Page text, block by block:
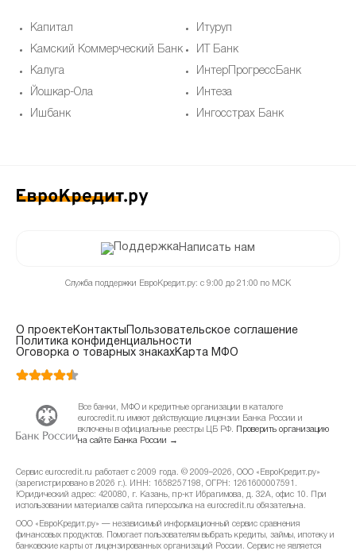
Капитал
Камский Коммерческий Банк
Калуга
Йошкар-Ола
Ишбанк
Итуруп
ИТ Банк
ИнтерПрогрессБанк
Интеза
Ингосстрах Банк
Написать нам
Служба поддержки ЕвроКредит.ру: с 9:00 до 21:00 по МСК
О проектеКонтакты Пользовательское соглашение
Политика конфиденциальности
Оговорка о товарных знакахКарта МФО
Все банки, МФО и кредитные организации в каталоге
eurocredit.ru имеют действующие лицензии Банка России и
включены в официальные реестры ЦБ РФ.
Проверить организацию
на сайте Банка России →
Сервис eurocredit.ru работает с 2009 года. © 2009–2026, ООО «ЕвроКредит.ру»
(зарегистрировано в 2026 г.). ИНН: 1658257198, ОГРН: 1261600007591.
Юридический адрес: 420080, г. Казань, пр-кт Ибрагимова, д. 32А, офис 10. При
использовании материалов сайта гиперссылка на eurocredit.ru обязательна.
ООО «ЕвроКредит.ру» — независимый информационный сервис сравнения
финансовых продуктов. Помогает пользователям выбрать кредиты, займы, ипотеку и
банковские карты от лицензированных организаций России. Сервис не является